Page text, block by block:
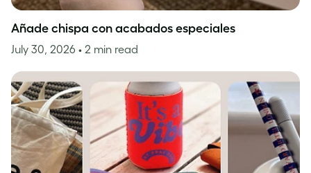
Añade chispa con acabados especiales
July 30, 2026 • 2 min read